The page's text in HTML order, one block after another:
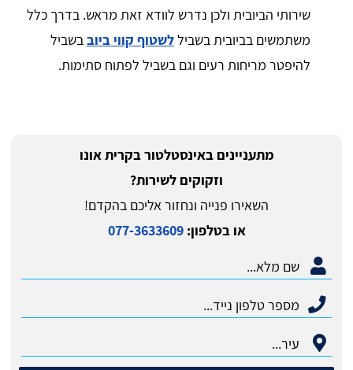
שירותי הביובית ולכן נדרש לוודא זאת מראש. בדרך כלל
משתמשים בביובית בשביללשטוף קווי ביובבשביל
להיפטר מריחות רעים וגם בשביל לפתוח סתימות.
מתעניינים ב​אינסטלטור בקרית אונו
וזקוקים לשירות?
השאירו פנייה ונחזור אליכם בהקדם!
או בטלפון:077-3633609